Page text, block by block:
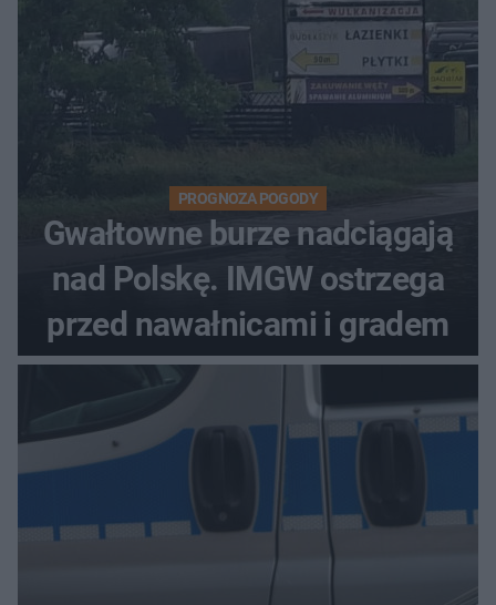
PROGNOZA POGODY
Gwałtowne burze nadciągają
nad Polskę. IMGW ostrzega
przed nawałnicami i gradem